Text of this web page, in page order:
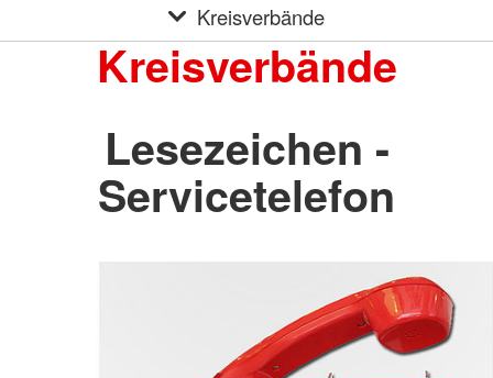
Kreisverbände
Kreisverbände
Lesezeichen -
Servicetelefon